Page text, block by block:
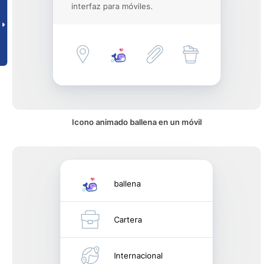
interfaz para móviles.
Icono animado ballena en un móvil
ballena
Cartera
Internacional